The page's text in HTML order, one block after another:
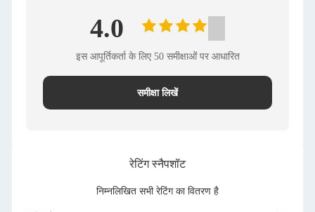
4.0
इस आपूर्तिकर्ता के लिए 50 समीक्षाओं पर आधारित
समीक्षा लिखें
रेटिंग स्नैपशॉट
निम्नलिखित सभी रेटिंग का वितरण है